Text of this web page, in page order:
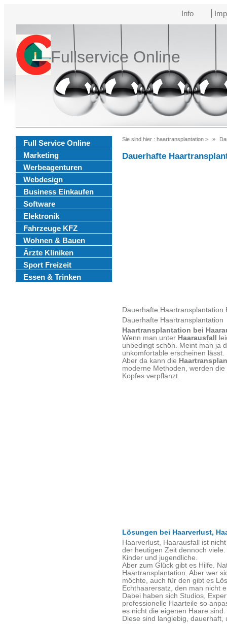
Info
Fullservice Online
Full Service Online
Marketing
Werbeagenturen
Webdesign
Business Einkaufen
Software
Elektronik
Fahrzeuge KFZ
Wohnen & Bauen
Ärzte Kliniken
Sport Freizeit
Essen & Trinken
Sie sind hier : haartransplantation >
Dauerhafte
Dauerhafte Haartransplantation
Dauerhafte Haartransplantation
Haartransplantation bei
Wenn man unter Haarausfall
unbedingt schön. Meint man ja
unkomfortable erscheinen lässt.
Aber da kann die
moderne Methoden, werden
Kopfes verpflanzt.
Lösungen bei Haarverlust,
Haarverlust, Haarausfall ist
der heutigen Zeit dennoch
Kinder und jugendliche.
Aber zum Glück gibt es Hilfe.
Haartransplantation. Aber wer
möchte, auch für den gibt es
Echthaarersatz, den man nicht
Dabei haben sich Studios,
professionelle Haarteile so
es nicht die eigenen Haare sind.
Diese sind langlebig,